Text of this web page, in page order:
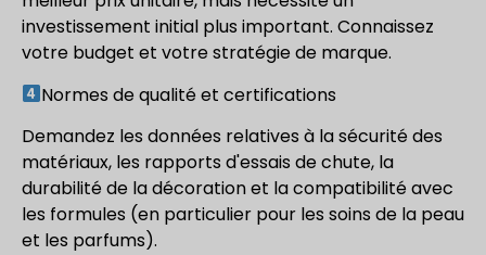
investissement initial plus important. Connaissez
votre budget et votre stratégie de marque.
Normes de qualité et certifications
Demandez les données relatives à la sécurité des
matériaux, les rapports d'essais de chute, la
durabilité de la décoration et la compatibilité avec
les formules (en particulier pour les soins de la peau
et les parfums).